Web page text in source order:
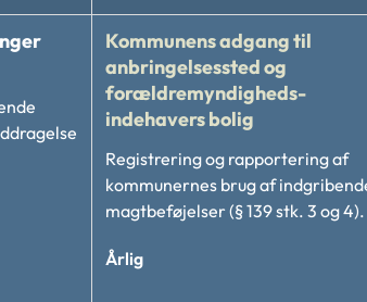
Kommunens adgang til
anbringelsessted og
forældremyndigheds-
indehavers bolig
Registrering og rapportering af
kommunernes brug af
magtbeføjelser (§ 139 stk. 3 og 4).
Årlig